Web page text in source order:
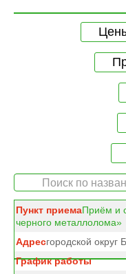
Приём и
черного металлолома»
городской округ